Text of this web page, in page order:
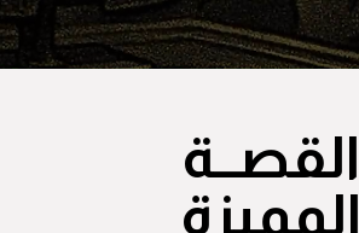
القصــة
المميزة